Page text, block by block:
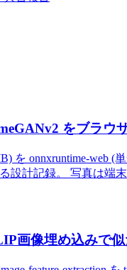
をブラウ
を onnxruntime-web (
設計記録。 写真は端末
画像埋め込みで